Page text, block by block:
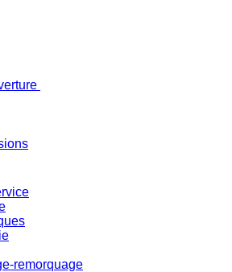
remorquage